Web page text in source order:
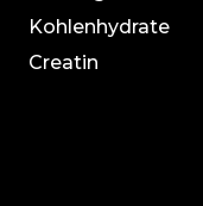
Kohlenhydrate
Creatin